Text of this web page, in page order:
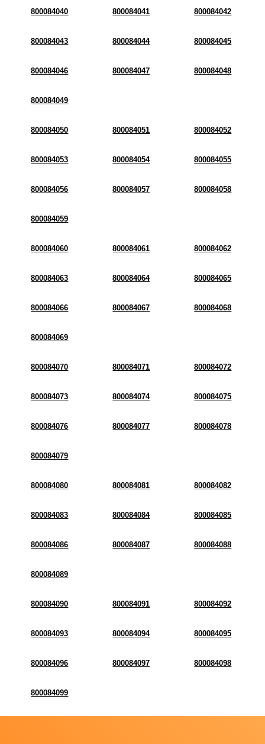
800084040 800084041 800084042
800084043 800084044 800084045
800084046 800084047 800084048
800084049
800084050 800084051 800084052
800084053 800084054 800084055
800084056 800084057 800084058
800084059
800084060 800084061 800084062
800084063 800084064 800084065
800084066 800084067 800084068
800084069
800084070 800084071 800084072
800084073 800084074 800084075
800084076 800084077 800084078
800084079
800084080 800084081 800084082
800084083 800084084 800084085
800084086 800084087 800084088
800084089
800084090 800084091 800084092
800084093 800084094 800084095
800084096 800084097 800084098
800084099